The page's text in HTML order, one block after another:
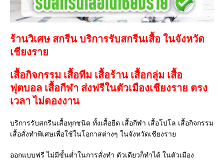
ร้านวิเศษ สกรีน บริการรับสกรีนเสื้อ ในจังหวัด
เชียงราย
เสื้อกิจกรรม เสื้อทีม เสื้อร้าน เสื้อกลุ่ม เสื้อ
ฟุตบอล เสื้อกีฬา ส่งฟรีในตัวเมืองเชียงราย ตรง
เวลา ไม่ดองงาน
บริการรับสกรีนเสื้อทุกชนิด ทั้งเสื้อยืด เสื้อกีฬา เสื้อโปโล เสื้อกิจกรรม
เสื้อสั่งทำพิเศษเพื่อใช้ในโอกาสต่างๆ ในจังหวัดเชียงราย
ออกแบบฟรี ไม่มีขั้นต่ำในการสั่งทำ ตัวเดียวก็ทำได้ ในตัวเมือง